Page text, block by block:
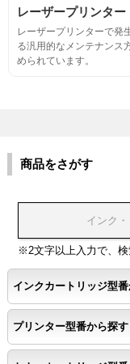
ページ印刷可能枚数
認
レーザープリンタ
レーザープリンターで発
る汎用的なメンテナンス
められています。
商品をさがす
※2文字以上入力で、
インクカートリッジ型
プリンター型番から探す